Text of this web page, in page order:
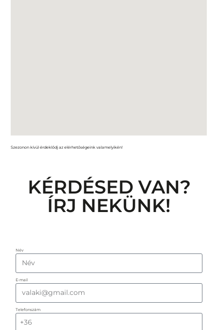
Szezonon kívül érdeklődj az elérhetőségeink valamelyikén!
KÉRDÉSED VAN?
ÍRJ NEKÜNK!
Név
E-mail
Telefonszám